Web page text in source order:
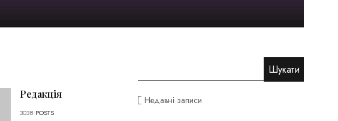
Редакція
3038 POSTS
Недавні записи